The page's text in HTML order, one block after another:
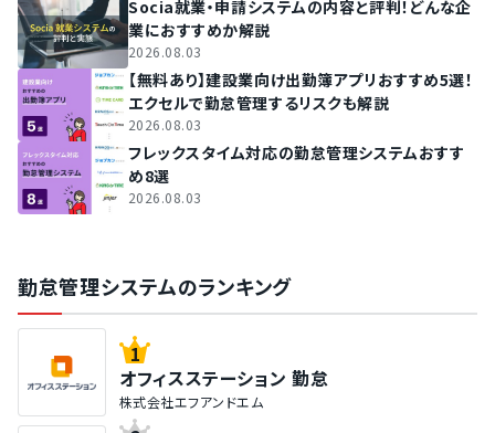
Socia就業・申請システムの内容と評判！どんな企
業におすすめか解説
2026.08.03
【無料あり】建設業向け出勤簿アプリおすすめ5選！
エクセルで勤怠管理するリスクも解説
2026.08.03
フレックスタイム対応の勤怠管理システムおすす
め8選
2026.08.03
勤怠管理システムのランキング
1
オフィスステーション 勤怠
株式会社エフアンドエム